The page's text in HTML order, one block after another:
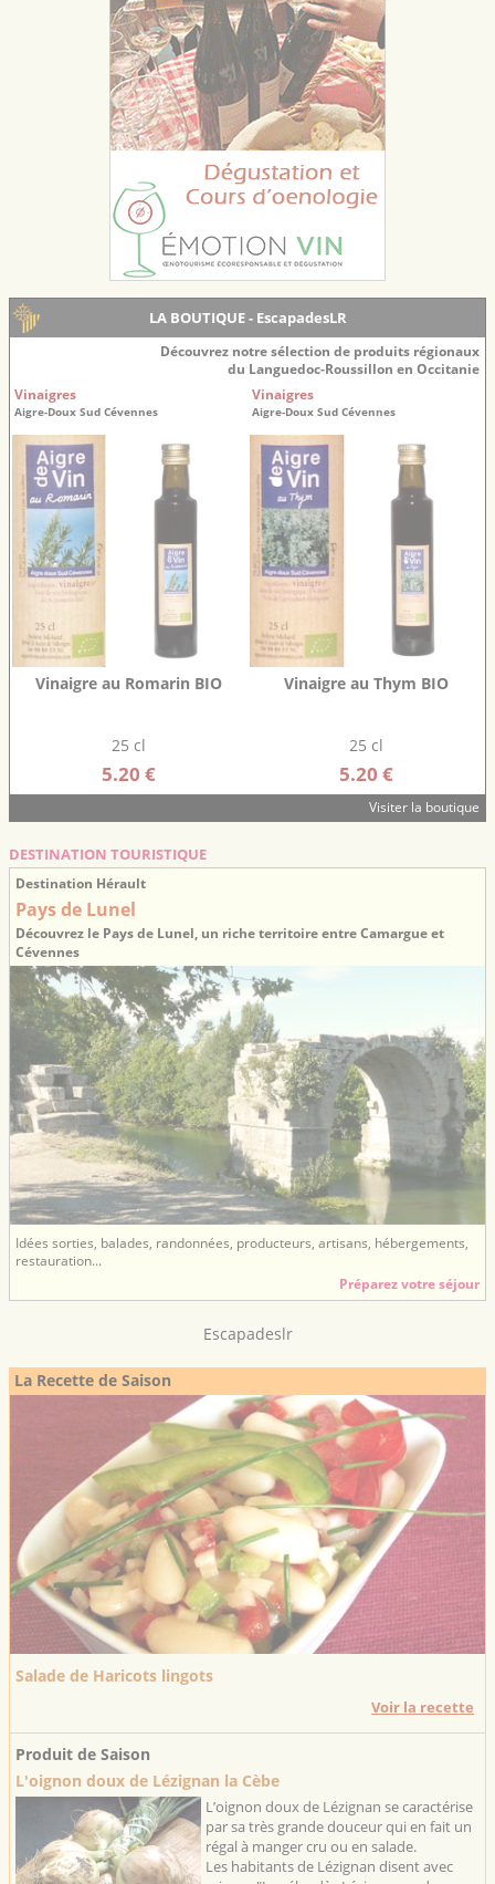
LA BOUTIQUE - EscapadesLR
Découvrez notre sélection de produits régionaux
du Languedoc-Roussillon en Occitanie
Vinaigres
Aigre-Doux Sud Cévennes
Vinaigre au Romarin BIO
25 cl
5.20 €
Vinaigres
Aigre-Doux Sud Cévennes
Vinaigre au Thym BIO
25 cl
5.20 €
Visiter la boutique
DESTINATION TOURISTIQUE
Destination Hérault
Pays de Lunel
Découvrez le Pays de Lunel, un riche territoire entre Camargue et
Cévennes
Idées sorties, balades, randonnées, producteurs, artisans, hébergements,
restauration...
Préparez votre séjour
Escapadeslr
La Recette de Saison
Salade de Haricots lingots
Voir la recette
Produit de Saison
L'oignon doux de Lézignan la Cèbe
L’oignon doux de Lézignan se caractérise
par sa très grande douceur qui en fait un
régal à manger cru ou en salade.
Les habitants de Lézignan disent avec